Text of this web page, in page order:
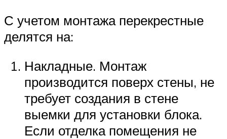
С учетом монтажа перекрестные
делятся на:
Накладные. Монтаж
производится поверх стены, не
требует создания в стене
выемки для установки блока.
Если отделка помещения не